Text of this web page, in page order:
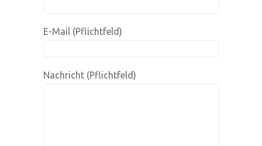
E-Mail (Pflichtfeld)
Nachricht (Pflichtfeld)